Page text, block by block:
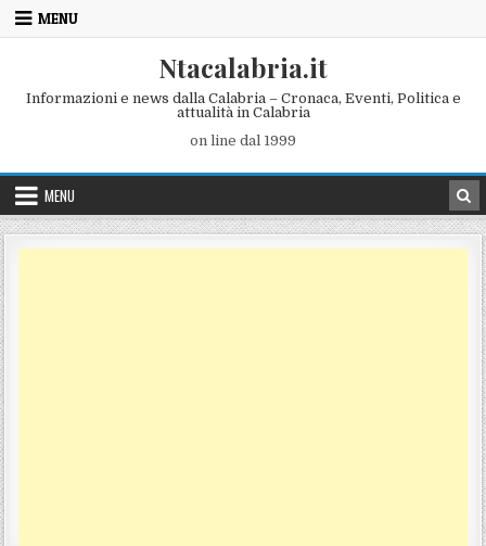
Skip to content
MENU
Ntacalabria.it
Informazioni e news dalla Calabria – Cronaca, Eventi, Politica e
attualità in Calabria
on line dal 1999
MENU